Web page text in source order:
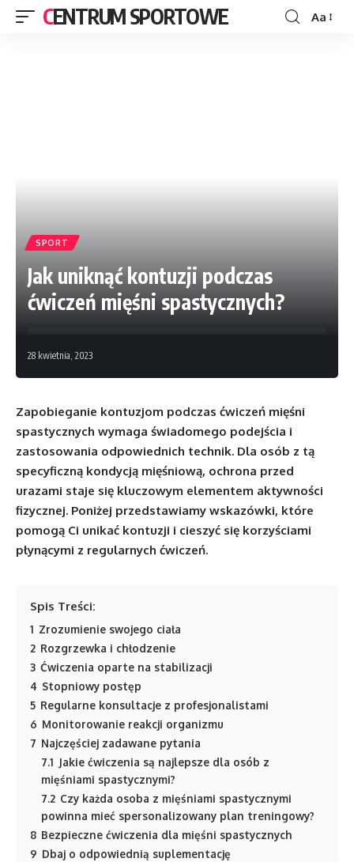
CENTRUM SPORTOWE Aa
SPORT
Jak uniknąć kontuzji podczas
ćwiczeń mięśni spastycznych?
28 kwietnia, 2023
Zapobieganie kontuzjom podczas ćwiczeń mięśni
spastycznych wymaga świadomego podejścia i
zastosowania odpowiednich technik. Dla osób z tą
specyficzną kondycją mięśniową, ochrona przed
urazami staje się kluczowym elementem aktywności
fizycznej. Poniżej przedstawiamy wskazówki, które
pomogą Ci unikać kontuzji i cieszyć się korzyściami
płynącymi z regularnych ćwiczeń.
Spis Treści:
1 Zrozumienie swojego ciała
2 Rozgrzewka i chłodzenie
3 Ćwiczenia oparte na stabilizacji
4 Stopniowy postęp
5 Regularne konsultacje z profesjonalistami
6 Monitorowanie reakcji organizmu
7 Najczęściej zadawane pytania
7.1 Jakie ćwiczenia są najlepsze dla osób z
mięśniami spastycznymi?
7.2 Czy każda osoba z mięśniami spastycznymi
powinna mieć spersonalizowany plan treningowy?
8 Bezpieczne ćwiczenia dla mięśni spastycznych
9 Dbaj o odpowiednią suplementację